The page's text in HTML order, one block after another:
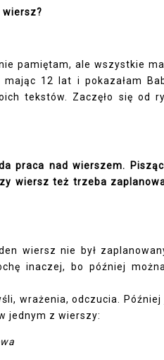
wiersz?
pamiętam, ale wszystkie
mając 12 lat i pokazałam
tekstów. Zaczęło się od
praca nad wierszem.
wiersz też trzeba
wiersz nie był
inaczej, bo później
wrażenia, odczucia.
jednym z wierszy: